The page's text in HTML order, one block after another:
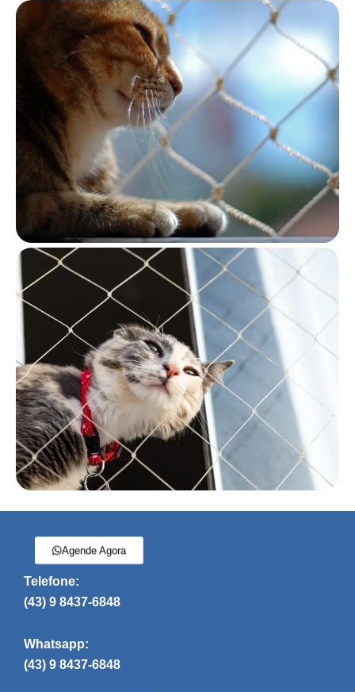
Agende Agora
Telefone:
(43) 9 8437-6848
Whatsapp:
(43) 9 8437-6848